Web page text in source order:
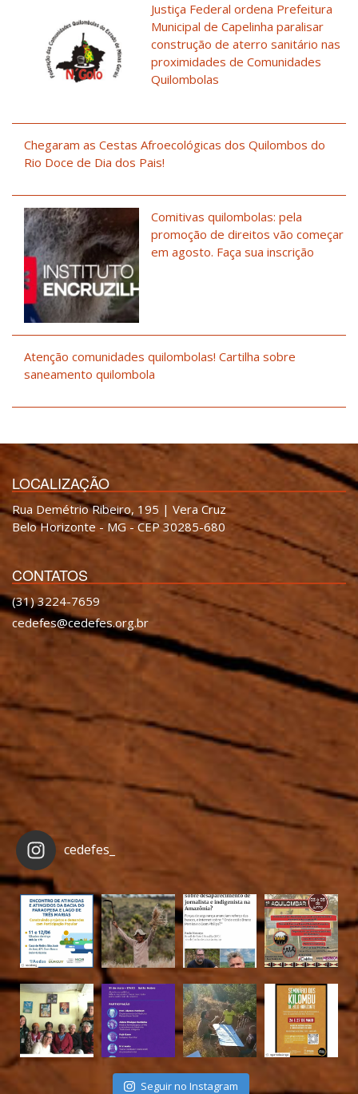
Justiça Federal ordena Prefeitura
Municipal de Capelinha paralisar
construção de aterro sanitário nas
proximidades de Comunidades
Quilombolas
Chegaram as Cestas Afroecológicas dos Quilombos do
Rio Doce de Dia dos Pais!
Comitivas quilombolas: pela
promoção de direitos vão começar
em agosto. Faça sua inscrição
Atenção comunidades quilombolas! Cartilha sobre
saneamento quilombola
LOCALIZAÇÃO
Rua Demétrio Ribeiro, 195 | Vera Cruz
Belo Horizonte - MG - CEP 30285-680
CONTATOS
(31) 3224-7659
cedefes@cedefes.org.br
cedefes_
Seguir no Instagram